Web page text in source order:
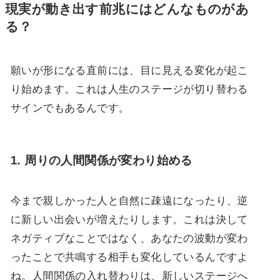
現実が動き出す前兆にはどんなものがあ
る？
願いが形になる直前には、目に見える変化が起こ
り始めます。これは人生のステージが切り替わる
サインでもあるんです。
1. 周りの人間関係が変わり始める
今まで親しかった人と自然に疎遠になったり、逆
に新しい出会いが増えたりします。これは決して
ネガティブなことではなく、あなたの波動が変わ
ったことで共鳴する相手も変化しているんですよ
ね。人間関係の入れ替わりは、新しいステージへ